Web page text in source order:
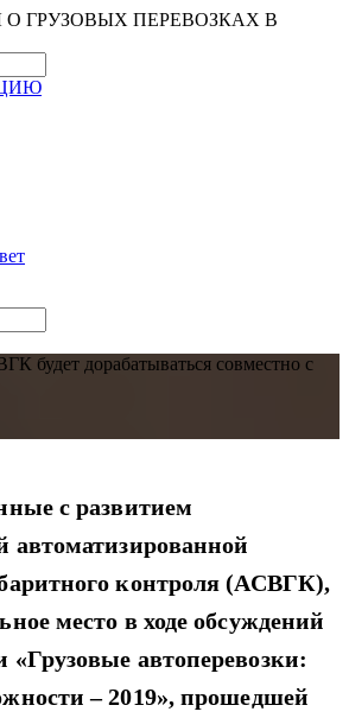
ГРУЗОВЫХ ПЕРЕВОЗКАХ В
будет дорабатываться совместно с
с развитием
автоматизированной
контроля (АСВГК),
место в ходе обсуждений
автоперевозки:
– 2019», прошедшей